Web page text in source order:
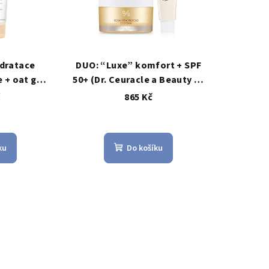
+ oat gel-
DUO: “Luxe” komfort + SPF
50+ (Dr. Ceuracle a Beauty of
Joseon) – 2 kroky AM
865 Kč
Do košíku